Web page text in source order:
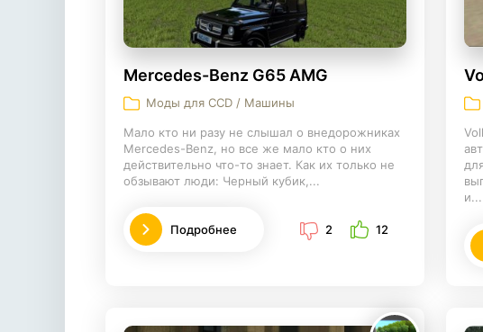
Mercedes-Benz G65 AMG
Моды для CCD / Машины
Мало кто ни разу не слышал о внедорожниках
Mercedes-Benz, но все же мало кто о них
действительно что-то знает. Как их только не
обзывают люди: Черный кубик,...
Подробнее 2 12
и...